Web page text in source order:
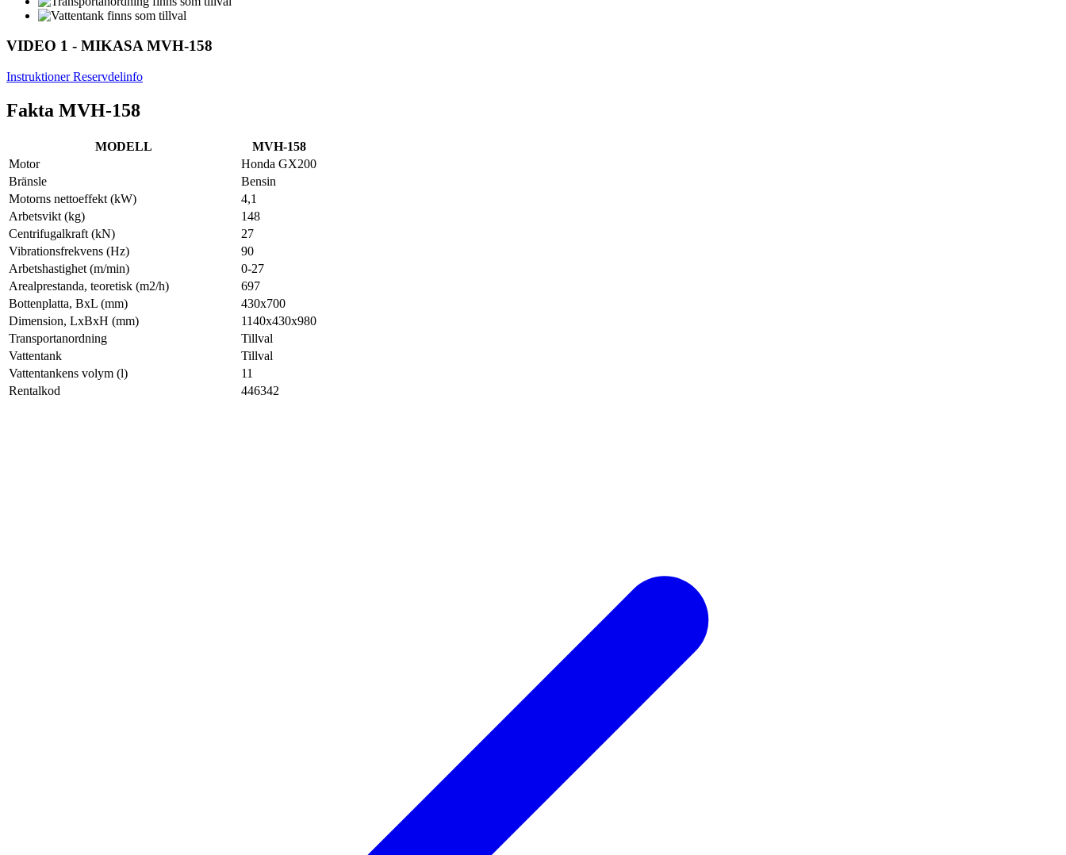
VIDEO 1 - MIKASA MVH-158
InstruktionerReservdelinfo
Fakta MVH-158
MODELL
MVH-158
Motor
Honda GX200
Bränsle
Bensin
Motorns nettoeffekt (kW)
4,1
Arbetsvikt (kg)
148
Centrifugalkraft (kN)
27
Vibrationsfrekvens (Hz)
90
Arbetshastighet (m/min)
0-27
Arealprestanda, teoretisk (m2/h)
697
Bottenplatta, BxL (mm)
430x700
Dimension, LxBxH (mm)
1140x430x980
Transportanordning
Tillval
Vattentank
Tillval
Vattentankens volym (l)
11
Rentalkod
446342